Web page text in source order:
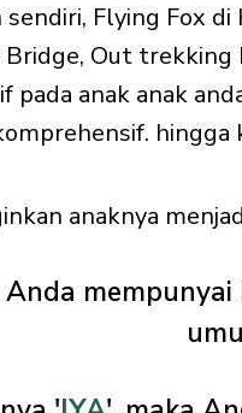
Flying Fox
Out
pada anak anak
hingga
anaknya